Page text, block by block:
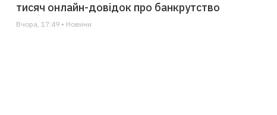
тисяч онлайн-довідок про банкрутство
Вчора, 17:49 • Новини